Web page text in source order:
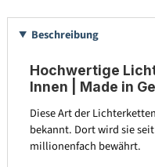
Beschreibung
Hochwertige
Innen | Made in
Diese Art der
bekannt. Dort wird sie
millionenfach bewährt.